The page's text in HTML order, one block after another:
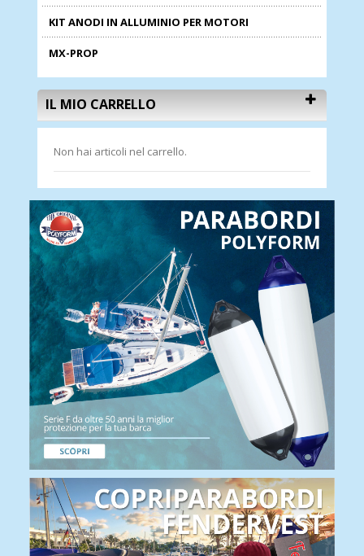
KIT ANODI IN ALLUMINIO PER MOTORI
MX-PROP
IL MIO CARRELLO
Non hai articoli nel carrello.